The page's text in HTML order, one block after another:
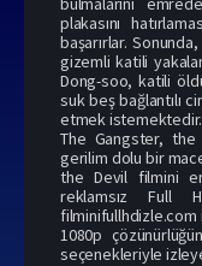
plakasını
başarırlar.
gizemli katili
Dong-soo, katili
suk beş bağlantılı
etmek istemektedir.
The Gangster,
gerilim dolu bir
the Devil filmini
reklamsız Full
filminifullhdizle.com
1080p
seçenekleriyle